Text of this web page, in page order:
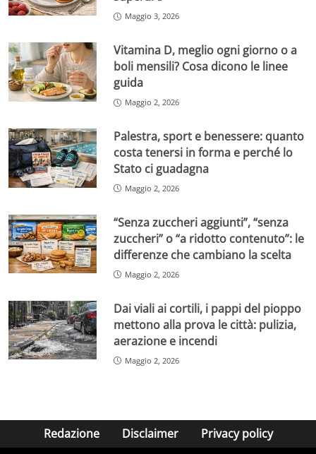
Maggio 3, 2026
Vitamina D, meglio ogni giorno o a
boli mensili? Cosa dicono le linee
guida
Maggio 2, 2026
Palestra, sport e benessere: quanto
costa tenersi in forma e perché lo
Stato ci guadagna
Maggio 2, 2026
“Senza zuccheri aggiunti”, “senza
zuccheri” o “a ridotto contenuto”: le
differenze che cambiano la scelta
Maggio 2, 2026
Dai viali ai cortili, i pappi del pioppo
mettono alla prova le città: pulizia,
aerazione e incendi
Maggio 2, 2026
Redazione Disclaimer Privacy policy